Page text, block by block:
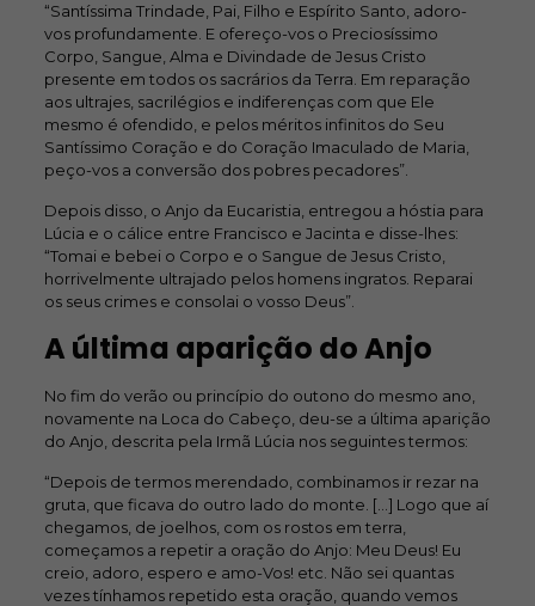
“Santíssima Trindade, Pai, Filho e Espírito Santo, adoro-
vos profundamente. E ofereço-vos o Preciosíssimo
Corpo, Sangue, Alma e Divindade de Jesus Cristo
presente em todos os sacrários da Terra. Em reparação
aos ultrajes, sacrilégios e indiferenças com que Ele
mesmo é ofendido, e pelos méritos infinitos do Seu
Santíssimo Coração e do Coração Imaculado de Maria,
peço-vos a conversão dos pobres pecadores”.
Depois disso, o Anjo da Eucaristia, entregou a hóstia para
Lúcia e o cálice entre Francisco e Jacinta e disse-lhes:
“Tomai e bebei o Corpo e o Sangue de Jesus Cristo,
horrivelmente ultrajado pelos homens ingratos. Reparai
os seus crimes e consolai o vosso Deus”.
A última aparição do Anjo
No fim do verão ou princípio do outono do mesmo ano,
novamente na Loca do Cabeço, deu-se a última aparição
do Anjo, descrita pela Irmã Lúcia nos seguintes termos:
“Depois de termos merendado, combinamos ir rezar na
gruta, que ficava do outro lado do monte. […] Logo que aí
chegamos, de joelhos, com os rostos em terra,
começamos a repetir a oração do Anjo: Meu Deus! Eu
creio, adoro, espero e amo-Vos! etc. Não sei quantas
vezes tínhamos repetido esta oração, quando vemos